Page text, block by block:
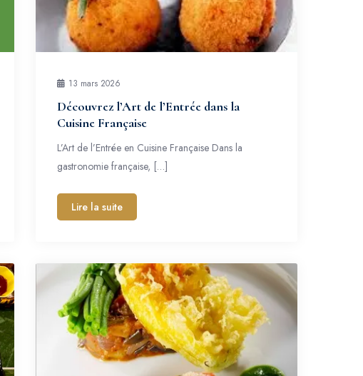
13 mars 2026
Découvrez l’Art de l’Entrée dans la
Cuisine Française
L’Art de l’Entrée en Cuisine Française Dans la
gastronomie française, […]
Lire la suite